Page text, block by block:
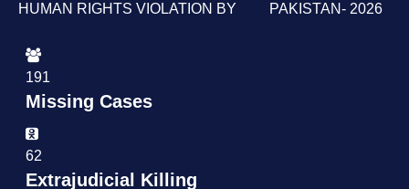
HUMAN RIGHTS VIOLATION BY PAKISTAN- 2026
191
Missing Cases
62
Extrajudicial Killing